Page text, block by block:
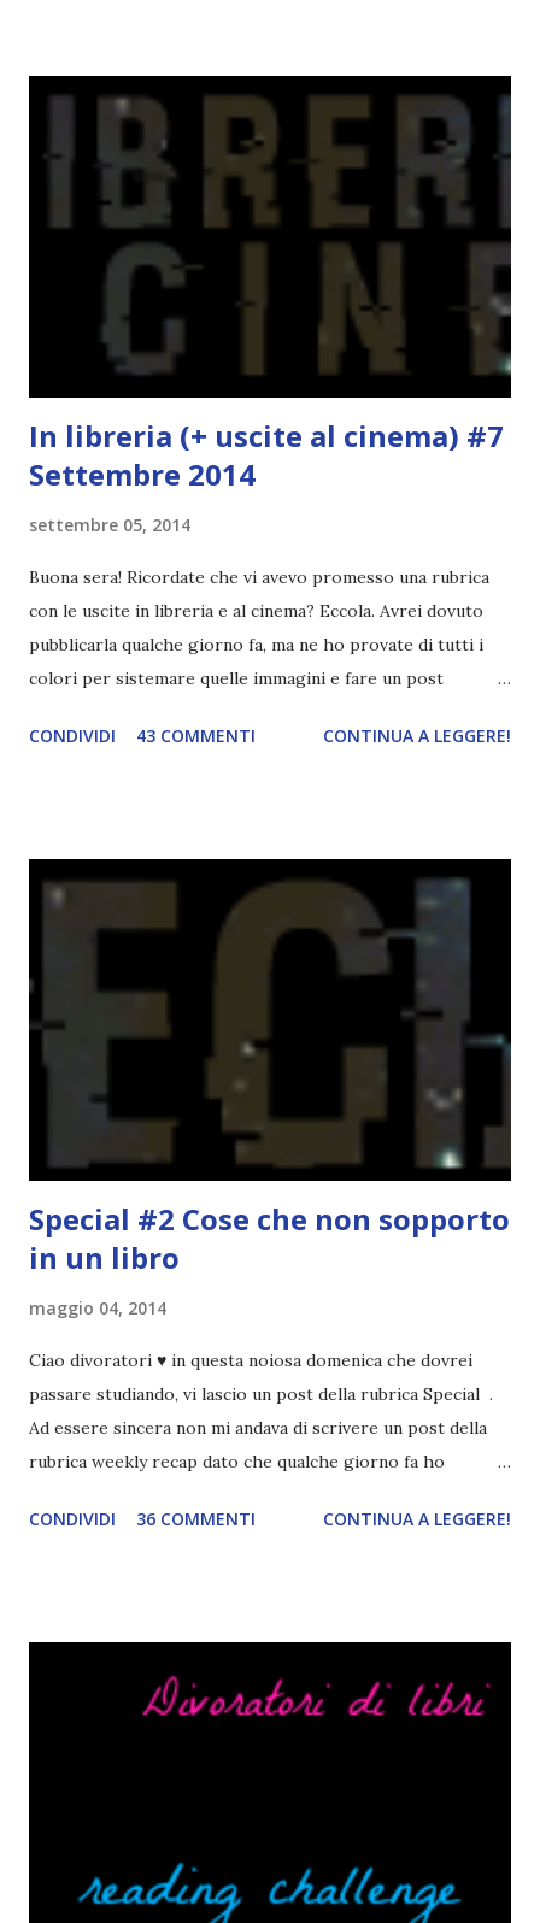
spaziare con i generi letterari e non limitarmi al fantasy.
troppi libri impegnativi e davvero pochi libri "leggeri", il
che non è sempre un bene. Credo che sia stata la principale
causa per il mio calo di letture. Comunque, ogni mese -
nessun giorno fisso, però - pubblicherò questo post.
Spero che la rubrica sia di vostro gradimento. GENNAIO
TBR+OBIETTIVI Questa è la mia tbr del mese...
In libreria (+ uscite al cinema) #7
Settembre 2014
settembre 05, 2014
Buona sera! Ricordate che vi avevo promesso una rubrica
con le uscite in libreria e al cinema? Eccola. Avrei dovuto
pubblicarla qualche giorno fa, ma ne ho provate di tutti i
colori per sistemare quelle immagini e fare un post
leggere la trama cliccate sulla copertina. Vi ho segnalato
riguarda i suoi romanzi thriller. Per il momento sono
troppo fissata con questo genere ma ho letto pochi libri
thriller e vorrei davvero iniziarne qualcuno. Attraverso il
fuoco - Josephine Angeline \\ 19 settembre. Qualsiasi
assolutamente mio. Sono affascinata dalla storia delle
streghe di Salem e se oltre alle streghe aggiungiamo
mondi paralleli e gemelle malefiche, la mia curiosità monta
CONDIVIDI 43 COMMENTI CONTINUA A LEGGERE!
Special #2 Cose che non sopporto
in un libro
maggio 04, 2014
Ciao divoratori ♥ in questa noiosa domenica che dovrei
passare studiando, vi lascio un post della rubrica Special .
Ad essere sincera non mi andava di scrivere un post della
rubrica weekly recap dato che qualche giorno fa ho
troppo creare un nuovo banner xD Nella puntata di oggi vi
RAGAZZI nei libri hanno i capelli arruffati. Vabbè, c'è crisi, il
dei libri sono dei grandi lettori, fatto sta che io non ho mai
trovato una scena in ...
CONDIVIDI 36 COMMENTI CONTINUA A LEGGERE!